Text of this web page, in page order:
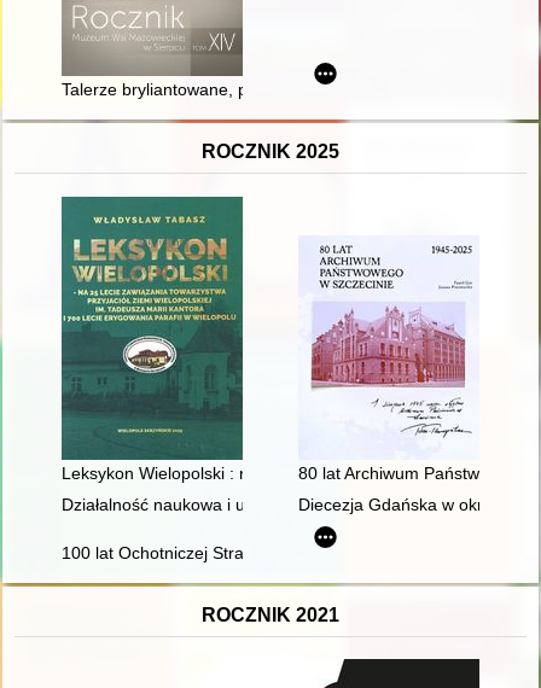
Talerze bryliantowane, parawan kitajką powleczony i suknia
ROCZNIK 2025
Leksykon Wielopolski : na 25 lecie zawiązania Towarzystwa
80 lat Archiwum Państwowego
Działalność naukowa i upowszechniająca badania naukowe
Diecezja Gdańska w okresie
100 lat Ochotniczej Straży Pożarnej w Kożuchowie (1925-
ROCZNIK 2021